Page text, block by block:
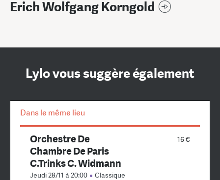
Erich Wolfgang Korngold
Lylo vous suggère également
Dans le même lieu
16 €
Orchestre De
Chambre De Paris
C.Trinks C. Widmann
Jeudi 28/11 à 20:00 Classique